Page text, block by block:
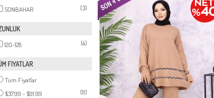
SONBAHAR
(3)
120-128 (4)
FIYATLAR
Tüm Fiyatlar
$37.99 - $91.99
(11)